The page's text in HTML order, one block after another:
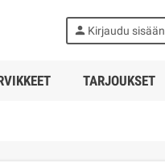
person Kirjaudu sisään
TARJOUKSET